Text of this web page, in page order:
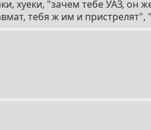
хуеки, "зачем тебе УАЗ,
тебя ж им и